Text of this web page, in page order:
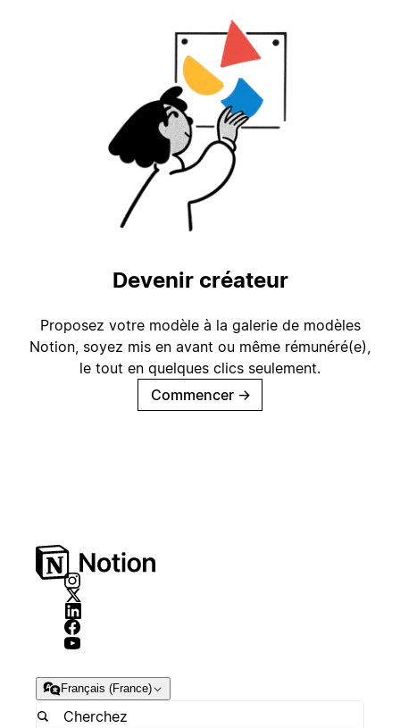
Devenir créateur
Proposez votre modèle à la galerie de modèles
Notion, soyez mis en avant ou même rémunéré(e),
le tout en quelques clics seulement.
Commencer →
Français (France)